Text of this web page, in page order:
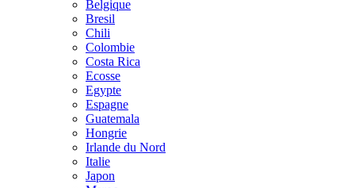
Belgique
Bresil
Chili
Colombie
Costa Rica
Ecosse
Egypte
Espagne
Guatemala
Hongrie
Irlande du Nord
Italie
Japon